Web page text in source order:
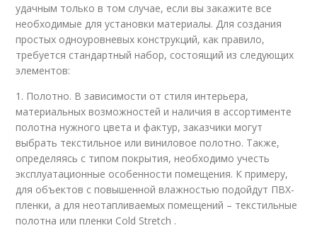
удачным только в том случае, если вы закажите все
необходимые для установки материалы. Для создания
простых одноуровневых конструкций, как правило,
требуется стандартный набор, состоящий из следующих
элементов:
1. Полотно. В зависимости от стиля интерьера,
материальных возможностей и наличия в ассортименте
полотна нужного цвета и фактур, заказчики могут
выбрать текстильное или виниловое полотно. Также,
определяясь с типом покрытия, необходимо учесть
эксплуатационные особенности помещения. К примеру,
для объектов с повышенной влажностью подойдут ПВХ-
пленки, а для неотапливаемых помещений – текстильные
полотна или пленки Cold Stretch .